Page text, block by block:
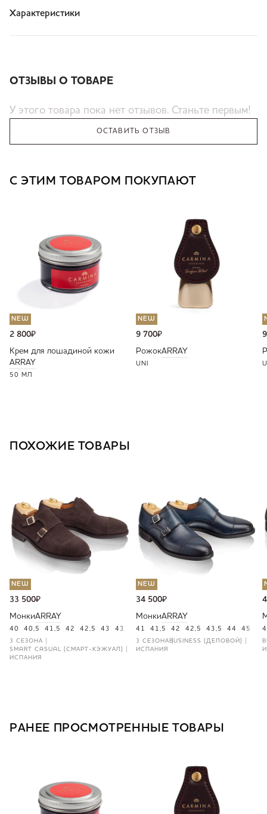
Характеристики
ОТЗЫВЫ О ТОВАРЕ
У этого товара пока нет отзывов. Станьте первым!
ОСТАВИТЬ ОТЗЫВ
С ЭТИМ ТОВАРОМ ПОКУПАЮТ
NEW
2 800₽
Крем для лошадиной кожи
ARRAY
50 МЛ
NEW
9 700₽
РожокARRAY
UNI
ПОХОЖИЕ ТОВАРЫ
NEW
33 500₽
МонкиARRAY
40 40,5 41,5 42 42,5 43 43,5 44 45 46
3 СЕЗОНА
SMART CASUAL (СМАРТ-КЭЖУАЛ)
ИСПАНИЯ
NEW
34 500₽
МонкиARRAY
41 41,5 42 42,5 43,5 44 45 46
3 СЕЗОНА BUSINESS (ДЕЛОВОЙ)
ИСПАНИЯ
РАНЕЕ ПРОСМОТРЕННЫЕ ТОВАРЫ